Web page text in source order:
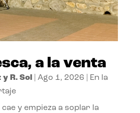
a la venta
y R. Sol| Ago 1, 2026
En la
y empieza a soplar la